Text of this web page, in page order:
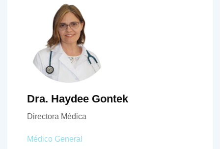
Dra. Haydee Gontek
Directora Médica
Médico General